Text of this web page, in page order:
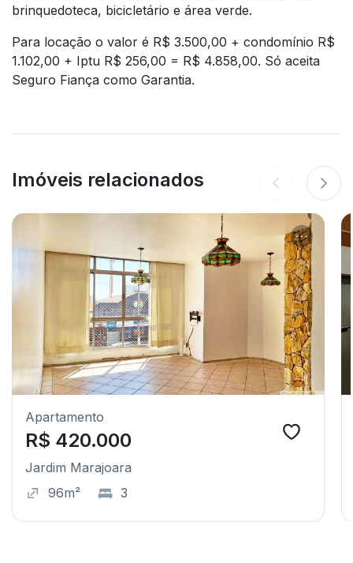
brinquedoteca, bicicletário e área verde.
Para locação o valor é R$ 3.500,00 + condomínio R$
1.102,00 + Iptu R$ 256,00 = R$ 4.858,00. Só aceita
Seguro Fiança como Garantia.
Imóveis relacionados
Apartamento
R$ 420.000
Jardim Marajoara
96m²
3